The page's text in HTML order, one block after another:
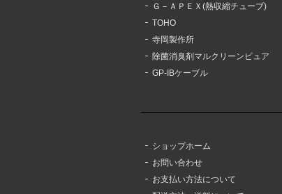
Ｇ－ＡＰＥＸ(熱収縮チューブ)
TOHO
寺岡製作所
除菌消臭剤マルクリーンピュア
GP-IBケーブル
ショップホーム
お問い合わせ
お支払い方法について